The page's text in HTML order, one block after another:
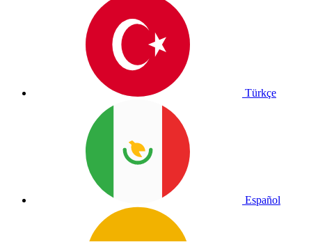
Türkçe
Español